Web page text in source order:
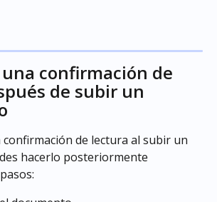
confirmación de
de subir un
confirmación de lectura al subir un
hacerlo posteriormente